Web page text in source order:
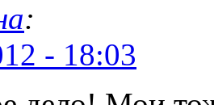
:
- 18:03